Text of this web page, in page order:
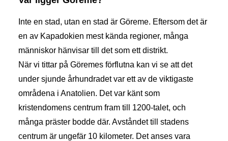
Inte en stad, utan en stad är Göreme. Eftersom det är
en av Kapadokien mest kända regioner, många
människor hänvisar till det som ett distrikt.
När vi tittar på Göremes förflutna kan vi se att det
under sjunde århundradet var ett av de viktigaste
områdena i Anatolien. Det var känt som
kristendomens centrum fram till 1200-talet, och
många präster bodde där. Avståndet till stadens
centrum är ungefär 10 kilometer. Det anses vara